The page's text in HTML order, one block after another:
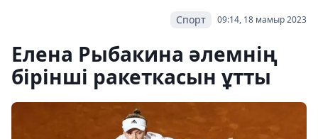
09:14, 18 мамыр 2023
Спорт
Елена Рыбакина әлемнің
бірінші ракеткасын ұтты